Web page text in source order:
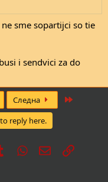
rabota u
ili ne se zadolzhuva ili
sme sopartijci so tie
i sendvici za do
Следна
reply here.
TumblrWhatsApp
Е-поштаВрска